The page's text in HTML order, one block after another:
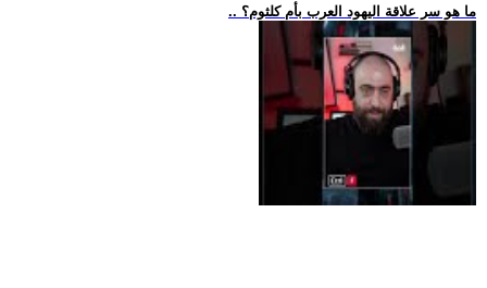
.. ما هو سر علاقة اليهود العرب بأم كلثوم؟